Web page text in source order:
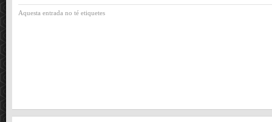
Aquesta entrada no té etiquetes